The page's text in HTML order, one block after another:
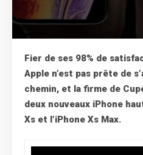
Fier de ses 98% de
Apple n’est pas prête de
chemin, et la firme de
deux nouveaux iPhone
Xs et l’iPhone Xs Max.